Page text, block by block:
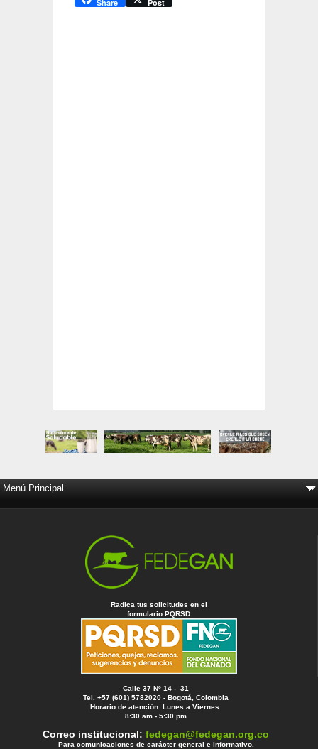
Share Post
Radica tus solicitudes en el
formulario PQRSD
Calle 37 Nº 14 - 31
Tel. +57 (601) 5782020 - Bogotá, Colombia
Horario de atención: Lunes a Viernes
8:30 am - 5:30 pm
Correo institucional:fedegan@fedegan.org.co
Para comunicaciones de carácter general e informativo.